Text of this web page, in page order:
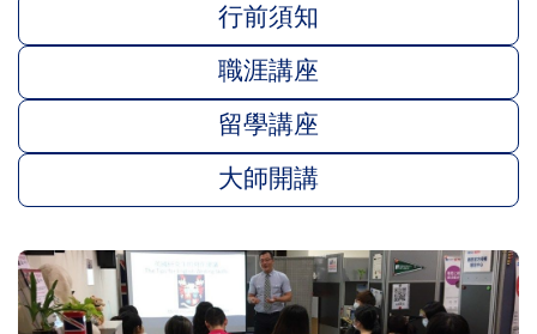
行前須知
職涯講座
留學講座
大師開講